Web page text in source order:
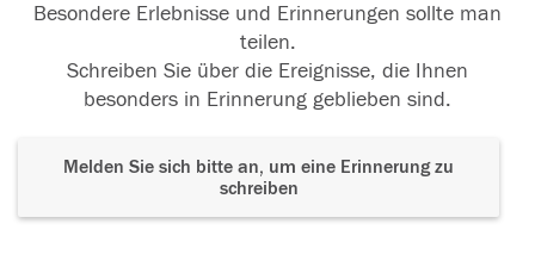
Besondere Erlebnisse und Erinnerungen sollte man
teilen.
Schreiben Sie über die Ereignisse, die Ihnen
besonders in Erinnerung geblieben sind.
Melden Sie sich bitte an, um eine Erinnerung zu
schreiben